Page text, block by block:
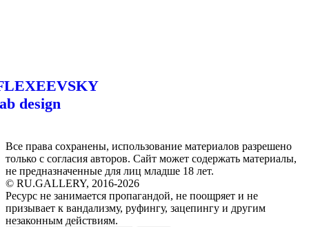
design
Все права сохранены, использование материалов разрешено
только с согласия авторов. Сайт может содержать материалы,
не предназначенные для лиц младше 18 лет.
© RU.GALLERY, 2016-2026
Ресурс не занимается пропагандой, не поощряет и не
призывает к вандализму, руфингу, зацепингу и другим
незаконным действиям.